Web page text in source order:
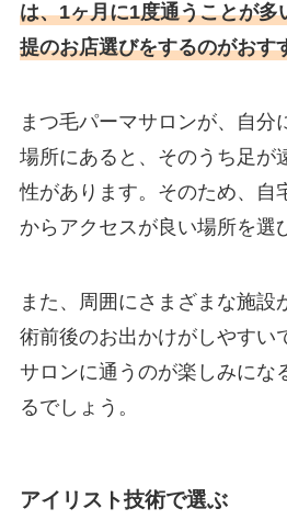
は、1ヶ月に1度通うことが多
提のお店選びをするのがおす
まつ毛パーマサロンが、自分
場所にあると、そのうち足が
性があります。そのため、自
からアクセスが良い場所を選
また、周囲にさまざまな施設
術前後のお出かけがしやすい
サロンに通うのが楽しみにな
るでしょう。
アイリスト技術で選ぶ